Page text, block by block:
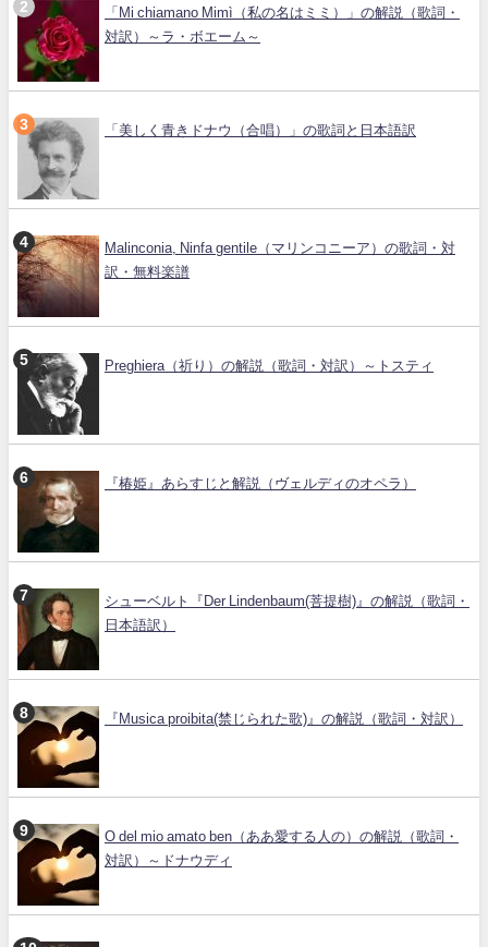
「Mi chiamano Mimì（私の名はミミ）」の解説（歌詞・
対訳）～ラ・ボエーム～
「美しく青きドナウ（合唱）」の歌詞と日本語訳
Malinconia, Ninfa gentile（マリンコニーア）の歌詞・対
訳・無料楽譜
Preghiera（祈り）の解説（歌詞・対訳）～トスティ
『椿姫』あらすじと解説（ヴェルディのオペラ）
シューベルト『Der Lindenbaum(菩提樹)』の解説（歌詞・
日本語訳）
『Musica proibita(禁じられた歌)』の解説（歌詞・対訳）
O del mio amato ben（ああ愛する人の）の解説（歌詞・
対訳）～ドナウディ